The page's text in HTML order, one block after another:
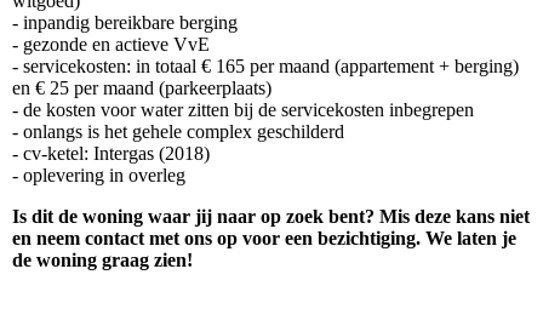
- inpandig bereikbare berging
- gezonde en actieve VvE
- servicekosten: in totaal € 165 per maand (appartement + berging)
en € 25 per maand (parkeerplaats)
- de kosten voor water zitten bij de servicekosten inbegrepen
- onlangs is het gehele complex geschilderd
- cv-ketel: Intergas (2018)
- oplevering in overleg
Is dit de woning waar jij naar op zoek bent? Mis deze kans niet
en neem contact met ons op voor een bezichtiging. We laten je
de woning graag zien!